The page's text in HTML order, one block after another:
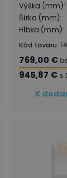
Výška (mm):
Šírka (mm):
Hĺbka (mm):
Kód tovaru:
769,00 €
945,87 € s
K